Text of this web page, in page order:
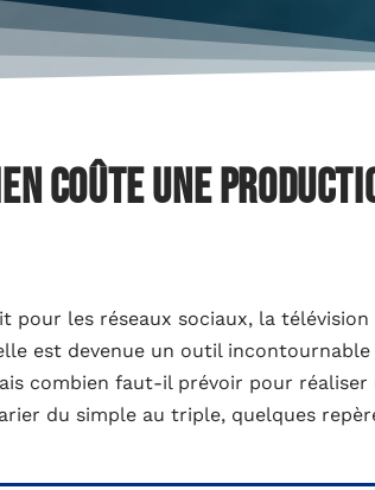
coûte une
pour les réseaux sociaux, la
est devenue un outil
combien faut-il prévoir pour
du simple au triple, quelques